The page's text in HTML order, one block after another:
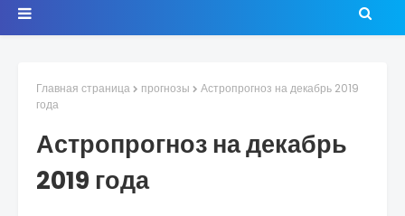
Главная страница прогнозы
Астропрогноз на декабрь 2019
года
Астропрогноз на декабрь
2019 года